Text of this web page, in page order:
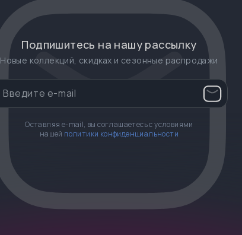
Подпишитесь на нашу рассылку
Новые коллекций, скидках и сезонные распродажи
Оставляя e-mail, вы соглашаетесь с условиями
нашей политики конфиденциальности